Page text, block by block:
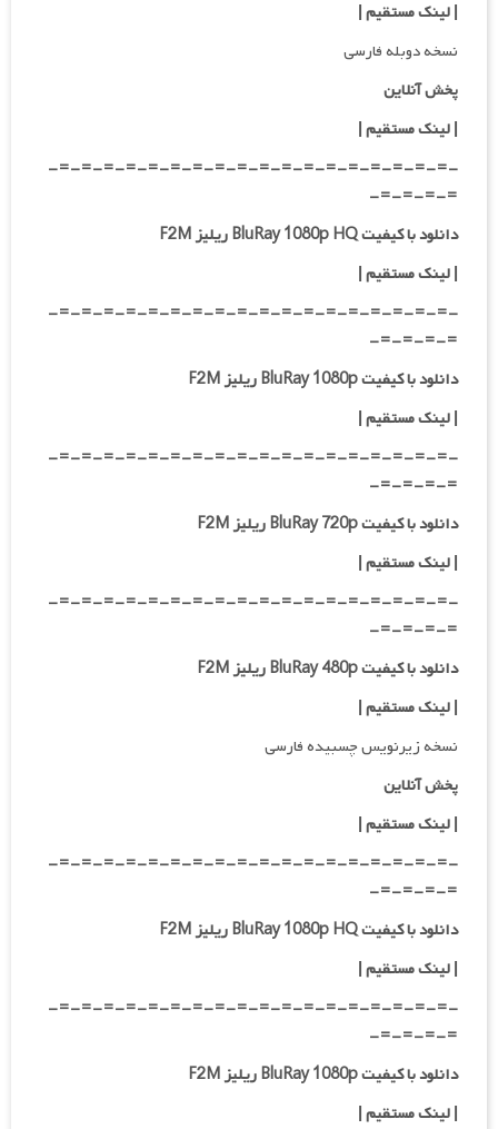
| لینک مستقیم|
نسخه دوبله فارسی
پخش آنلاین
| لینک مستقیم|
-=-=-=-=-=-=-=-=-=-=-=-=-=-=-=-=-=-=-
=-=-=-=-
دانلود با کیفیت BluRay 1080p HQ ریلیز F2M
|لینک مستقیم|
-=-=-=-=-=-=-=-=-=-=-=-=-=-=-=-=-=-=-
=-=-=-=-
دانلود با کیفیت BluRay 1080p ریلیز F2M
|لینک مستقیم|
-=-=-=-=-=-=-=-=-=-=-=-=-=-=-=-=-=-=-
=-=-=-=-
دانلود با کیفیت BluRay 720p ریلیز F2M
| لینک مستقیم|
-=-=-=-=-=-=-=-=-=-=-=-=-=-=-=-=-=-=-
=-=-=-=-
دانلود با کیفیت BluRay 480p ریلیز F2M
| لینک مستقیم|
نسخه زیرنویس چسبیده فارسی
پخش آنلاین
| لینک مستقیم|
-=-=-=-=-=-=-=-=-=-=-=-=-=-=-=-=-=-=-
=-=-=-=-
دانلود با کیفیت BluRay 1080p HQ ریلیز F2M
|لینک مستقیم|
-=-=-=-=-=-=-=-=-=-=-=-=-=-=-=-=-=-=-
=-=-=-=-
دانلود با کیفیت BluRay 1080p ریلیز F2M
|لینک مستقیم|